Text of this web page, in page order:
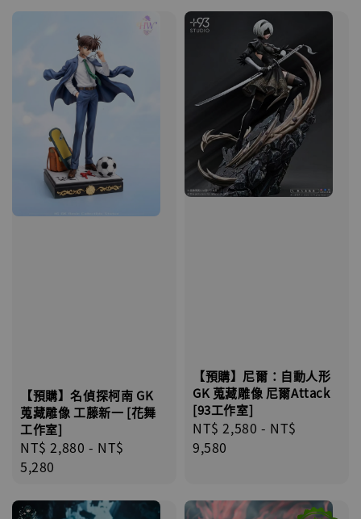
【預購】名偵探柯南 GK
蒐藏雕像 工藤新一 [花舞
工作室]
Regular
price
NT$ 2,880 - NT$
5,280
【預購】尼爾：自動人形
GK 蒐藏雕像 尼爾Attack
[93工作室]
Regular
price
NT$ 2,580 - NT$
9,580